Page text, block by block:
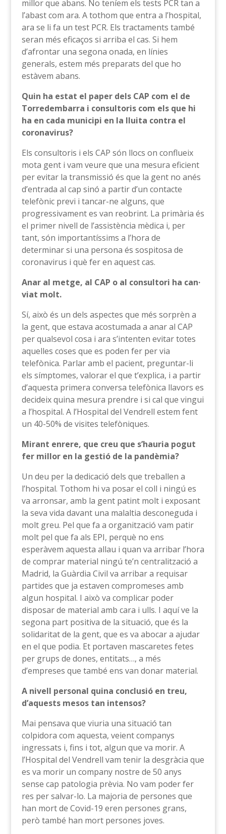
millor que abans. No teníem els tests PCR tan a
l’abast com ara. A tothom que entra a l’hospital,
ara se li fa un test PCR. Els tractaments també
seran més eficaços si arriba el cas. Si hem
d’afrontar una segona onada, en línies
generals, estem més preparats del que ho
estàvem abans.
Quin ha estat el paper dels CAP com el de
Torredembarra i consultoris com els que hi
ha en cada municipi en la lluita contra el
coronavirus?
Els consultoris i els CAP són llocs on conflueix
mota gent i vam veure que una mesura eficient
per evitar la transmissió és que la gent no anés
d’entrada al cap sinó a partir d’un contacte
telefònic previ i tancar-ne alguns, que
progressivament es van reobrint. La primària és
el primer nivell de l’assistència mèdica i, per
tant, són importantíssims a l’hora de
determinar si una persona és sospitosa de
coronavirus i què fer en aquest cas.
Anar al metge, al CAP o al consultori ha can·
viat molt.
Sí, això és un dels aspectes que més sorprèn a
la gent, que estava acostumada a anar al CAP
per qualsevol cosa i ara s’intenten evitar totes
aquelles coses que es poden fer per via
telefònica. Parlar amb el pacient, preguntar-li
els símptomes, valorar el que t’explica, i a partir
d’aquesta primera conversa telefònica llavors es
decideix quina mesura prendre i si cal que vingui
a l’hospital. A l’Hospital del Vendrell estem fent
un 40-50% de visites telefòniques.
Mirant enrere, que creu que s’hauria pogut
fer millor en la gestió de la pandèmia?
Un deu per la dedicació dels que treballen a
l’hospital. Tothom hi va posar el coll i ningú es
va arronsar, amb la gent patint molt i exposant
la seva vida davant una malaltia desconeguda i
molt greu. Pel que fa a organització vam patir
molt pel que fa als EPI, perquè no ens
esperàvem aquesta allau i quan va arribar l’hora
de comprar material ningú te’n centralització a
Madrid, la Guàrdia Civil va arribar a requisar
partides que ja estaven compromeses amb
algun hospital. I això va complicar poder
disposar de material amb cara i ulls. I aquí ve la
segona part positiva de la situació, que és la
solidaritat de la gent, que es va abocar a ajudar
en el que podia. Et portaven mascaretes fetes
per grups de dones, entitats…, a més
d’empreses que també ens van donar material.
A nivell personal quina conclusió en treu,
d’aquests mesos tan intensos?
Mai pensava que viuria una situació tan
colpidora com aquesta, veient companys
ingressats i, fins i tot, algun que va morir. A
l’Hospital del Vendrell vam tenir la desgràcia que
es va morir un company nostre de 50 anys
sense cap patologia prèvia. No vam poder fer
res per salvar-lo. La majoria de persones que
han mort de Covid-19 eren persones grans,
però també han mort persones joves.